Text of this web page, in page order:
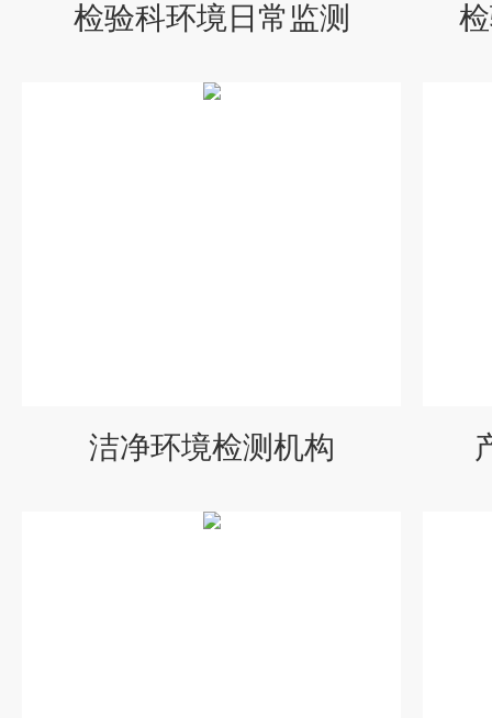
检验科环境日常监测
洁净环境检测机构